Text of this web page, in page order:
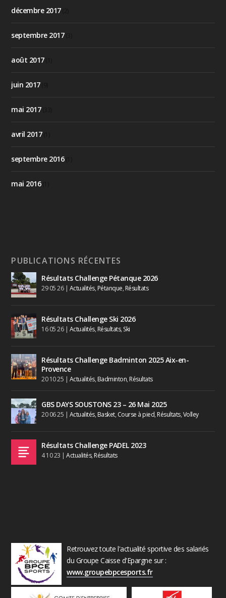
décembre 2017(2)
septembre 2017(3)
août 2017(1)
juin 2017(9)
mai 2017(33)
avril 2017(1)
septembre 2016(1)
mai 2016(1)
PUBLICATIONS RÉCENTES
Résultats Challenge Pétanque 2026
29 05 26| Actualités, Pétanque, Résultats
Résultats Challenge Ski 2026
16 05 26| Actualités, Résultats, Ski
Résultats Challenge Badminton 2025 Aix-en-
Provence
20 10 25 | Actualités, Badminton, Résultats
GBS DAYS SOUSTONS 23 – 26 Mai 2025
20 06 25 | Actualités, Basket, Course à pied, Résultats,Volley
Résultats Challenge PADEL 2023
4 10 23 |Actualités, Résultats
Retrouvez toute l'actualité sportive des salariés
du Groupe Caisse d'Epargne sur :
www.groupebpcesports.fr